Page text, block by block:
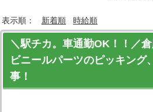
表示順： 新着順 時給順
＼駅チカ。車通勤OK！！／倉
ビニールパーツのピッキング
事！